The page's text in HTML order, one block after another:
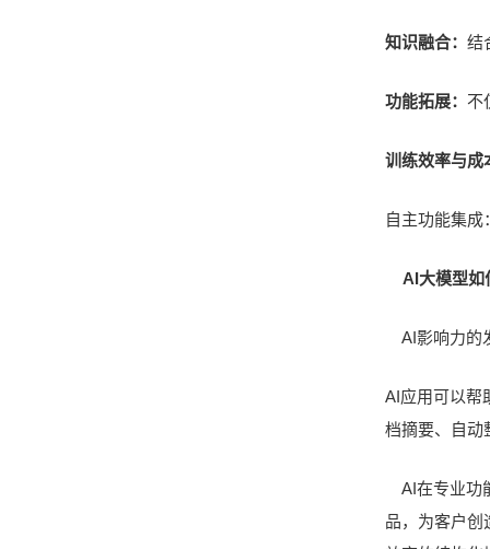
知识融合： 结
功能拓展： 不
训练效率与成
自主功能集
AI大模型如
AI影响力的
AI应用可以帮
档摘要、自动
AI在专业功
品，为客户创